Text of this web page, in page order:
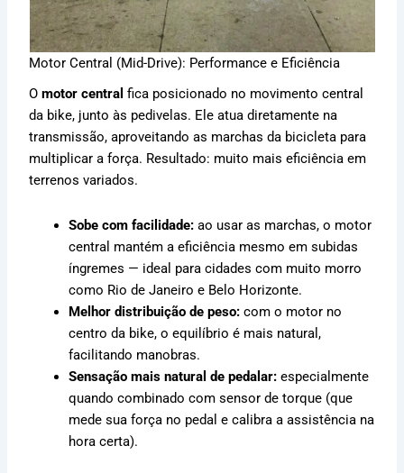
Motor Central (Mid-Drive): Performance e Eficiência
Omotor central fica posicionado no movimento central
da bike, junto às pedivelas. Ele atua diretamente na
transmissão, aproveitando as marchas da bicicleta para
multiplicar a força. Resultado: muito mais eficiência em
terrenos variados.
Sobe com facilidade: ao usar as marchas, o motor
central mantém a eficiência mesmo em subidas
íngremes — ideal para cidades com muito morro
como Rio de Janeiro e Belo Horizonte.
Melhor distribuição de peso: com o motor no
centro da bike, o equilíbrio é mais natural,
facilitando manobras.
Sensação mais natural de pedalar: especialmente
quando combinado com sensor de torque (que
mede sua força no pedal e calibra a assistência na
hora certa).